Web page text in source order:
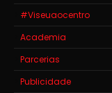
#Viseuaocentro
Academia
Parcerias
Publicidade